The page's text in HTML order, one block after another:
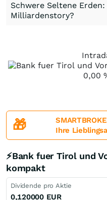
Schwere Seltene
Milliardenstory?
0,00
🎁
Ihre
⚡Bank fuer Tirol und
kompakt
Dividende pro Aktie
0,120000 EUR